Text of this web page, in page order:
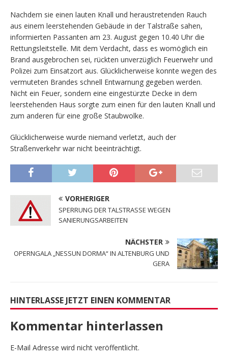
Nachdem sie einen lauten Knall und heraustretenden Rauch
aus einem leerstehenden Gebäude in der Talstraße sahen,
informierten Passanten am 23. August gegen 10.40 Uhr die
Rettungsleitstelle. Mit dem Verdacht, dass es womöglich ein
Brand ausgebrochen sei, rückten unverzüglich Feuerwehr und
Polizei zum Einsatzort aus. Glücklicherweise konnte wegen des
vermuteten Brandes schnell Entwarnung gegeben werden.
Nicht ein Feuer, sondern eine eingestürzte Decke in dem
leerstehenden Haus sorgte zum einen für den lauten Knall und
zum anderen für eine große Staubwolke.
Glücklicherweise wurde niemand verletzt, auch der
Straßenverkehr war nicht beeinträchtigt.
VORHERIGER
SPERRUNG DER TALSTRASSE WEGEN
SANIERUNGSARBEITEN
NÄCHSTER
OPERNGALA „NESSUN DORMA“ IN ALTENBURG UND
GERA
HINTERLASSE JETZT EINEN KOMMENTAR
Kommentar hinterlassen
E-Mail Adresse wird nicht veröffentlicht.